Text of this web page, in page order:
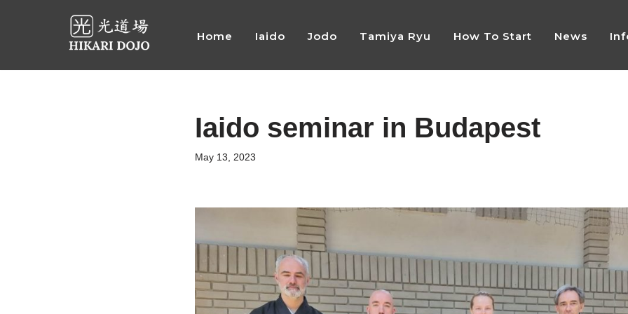
obsah
Home Iaido Jodo Tamiya Ryu How To Start News
Iaido seminar in Budapest
May 13, 2023